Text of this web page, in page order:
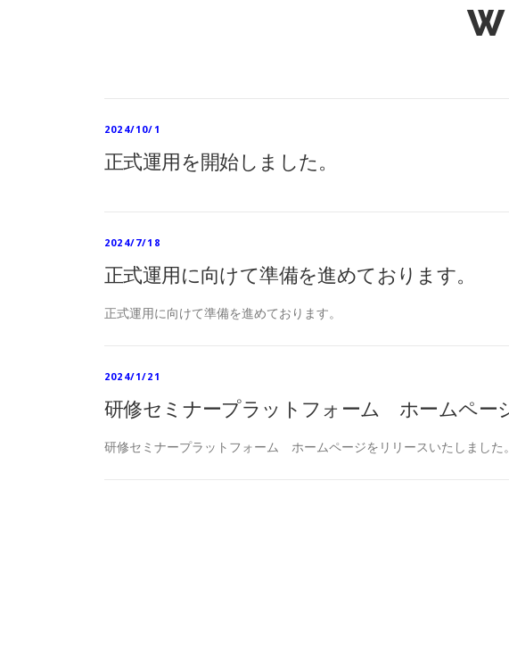
2024/10/1
正式運用を開始しました。
2024/7/18
正式運用に向けて準備を進めております。
正式運用に向けて準備を進めております。
2024/1/21
研修セミナープラットフォーム ホームペー
研修セミナープラットフォーム ホームページをリリースいたしました。